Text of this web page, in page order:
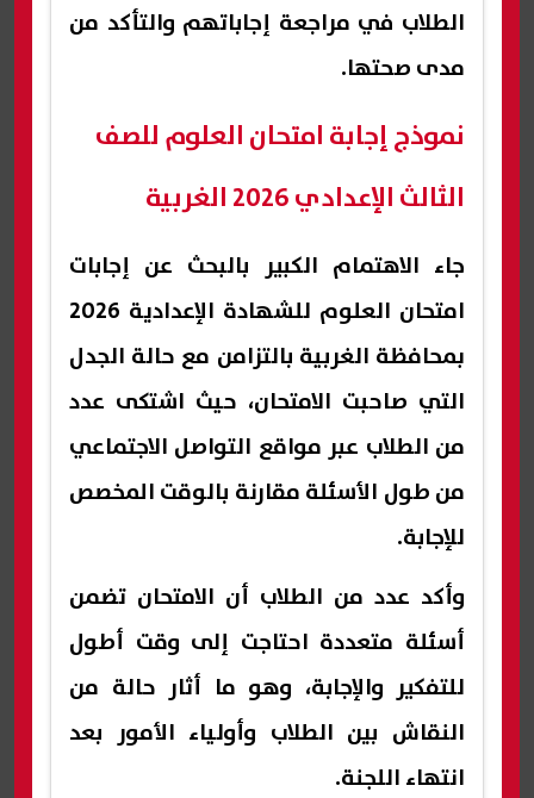
الطلاب في مراجعة إجاباتهم والتأكد من
مدى صحتها.
نموذج إجابة امتحان العلوم للصف
الثالث الإعدادي 2026 الغربية
جاء الاهتمام الكبير بالبحث عن إجابات
امتحان العلوم للشهادة الإعدادية 2026
بمحافظة الغربية بالتزامن مع حالة الجدل
التي صاحبت الامتحان، حيث اشتكى عدد
من الطلاب عبر مواقع التواصل الاجتماعي
من طول الأسئلة مقارنة بالوقت المخصص
للإجابة.
وأكد عدد من الطلاب أن الامتحان تضمن
أسئلة متعددة احتاجت إلى وقت أطول
للتفكير والإجابة، وهو ما أثار حالة من
النقاش بين الطلاب وأولياء الأمور بعد
انتهاء اللجنة.